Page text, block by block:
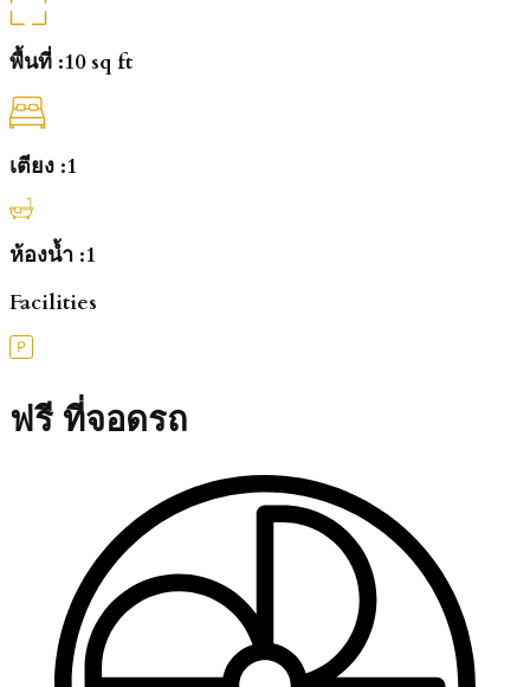
พื้นที่ :10 sq ft
เตียง :1
ห้องน้ำ :1
Facilities
ฟรี ที่จอดรถ